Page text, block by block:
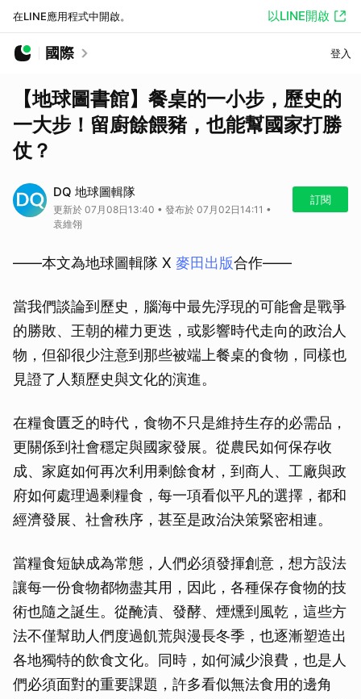
在LINE應用程式中開啟。 以LINE開啟
國際 登入
【地球圖書館】餐桌的一小步，歷史的
一大步！留廚餘餵豬，也能幫國家打勝
仗？
DQ 地球圖輯隊
更新於 07月08日13:40 • 發布於 07月02日14:11 •
袁維翎
訂閱
——本文為地球圖輯隊 X 麥田出版合作——
當我們談論到歷史，腦海中最先浮現的可能會是戰爭
的勝敗、王朝的權力更迭，或影響時代走向的政治人
物，但卻很少注意到那些被端上餐桌的食物，同樣也
見證了人類歷史與文化的演進。
在糧食匱乏的時代，食物不只是維持生存的必需品，
更關係到社會穩定與國家發展。從農民如何保存收
成、家庭如何再次利用剩餘食材，到商人、工廠與政
府如何處理過剩糧食，每一項看似平凡的選擇，都和
經濟發展、社會秩序，甚至是政治決策緊密相連。
當糧食短缺成為常態，人們必須發揮創意，想方設法
讓每一份食物都物盡其用，因此，各種保存食物的技
術也隨之誕生。從醃漬、發酵、煙燻到風乾，這些方
法不僅幫助人們度過飢荒與漫長冬季，也逐漸塑造出
各地獨特的飲食文化。同時，如何減少浪費，也是人
們必須面對的重要課題，許多看似無法食用的邊角